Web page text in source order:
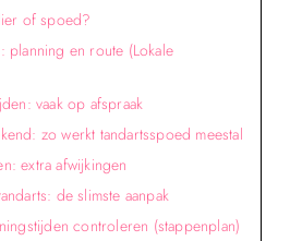
of spoed?
planning en route (Lokale
vaak op afspraak
zo werkt tandartsspoed meestal
extra afwijkingen
de slimste aanpak
controleren (stappenplan)